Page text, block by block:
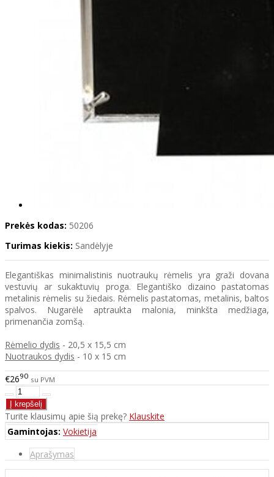
Prekės kodas: 50206
Turimas kiekis: Sandėlyje
Elegantiškas minimalistinis nuotraukų rėmelis yra graži dovana
vestuvių ar sukaktuvių proga. Elegantiško dizaino pastatomas
metalinis rėmelis su žiedais. Rėmelis pastatomas, metalinis, baltos
spalvos. Nugarėlė aptraukta malonia, minkšta medžiaga,
primenančia zomšą.
Rėmelio dydis - 20,5 x 15,5 cm
Nuotraukos dydis - 10 x 15 cm
€2690 su PVM
Turite klausimų apie šią prekę? Klauskite
Gamintojas: Vokietija
Aprašymas